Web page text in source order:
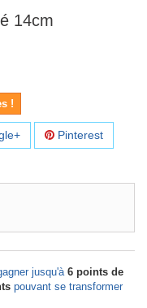
14cm
!
Pinterest
jusqu'à 6 points de
pouvant se transformer